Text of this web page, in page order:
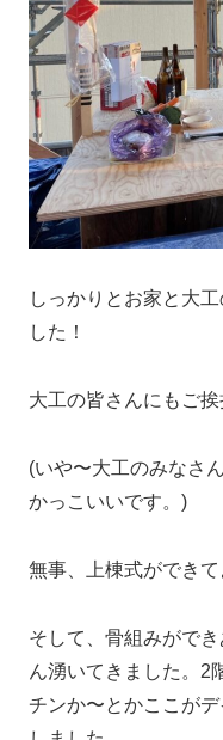
しっかりとお家と大
した！
大工の皆さんにもご挨
(いや〜大工のみなさ
かっこいいです。)
無事、上棟式ができ
そして、骨組みがで
ん湧いてきました。2
チンか〜とかここが